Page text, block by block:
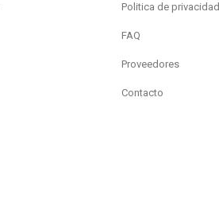
Politica de privacidad
FAQ
Proveedores
Contacto